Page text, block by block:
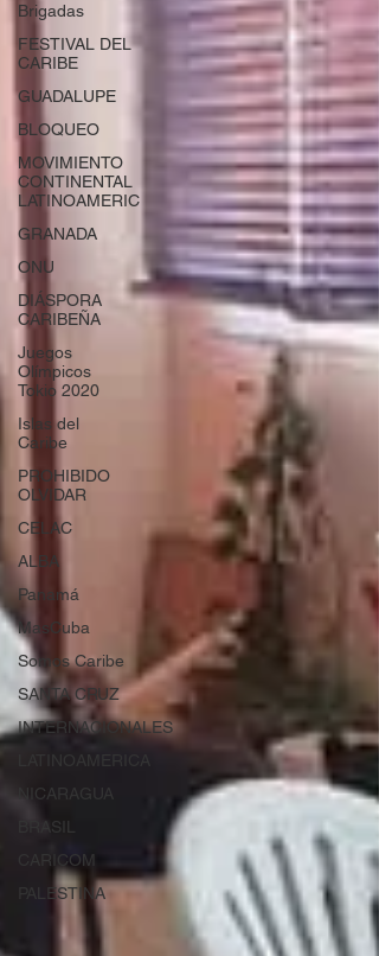
Brigadas
FESTIVAL DEL
CARIBE
GUADALUPE
BLOQUEO
MOVIMIENTO
CONTINENTAL
LATINOAMERIC
GRANADA
ONU
DIÁSPORA
CARIBEÑA
Juegos
Olímpicos
Tokio 2020
Islas del
Caribe
PROHIBIDO
OLVIDAR
CELAC
ALBA
Panamá
MasCuba
Somos Caribe
SANTA CRUZ
INTERNACIONALES
NICARAGUA
BRASIL
CARICOM
PALESTINA